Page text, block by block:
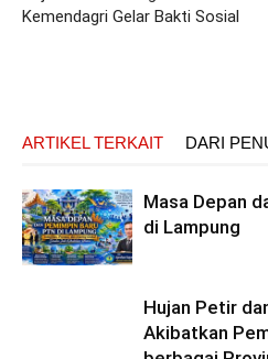
Kemendagri Gelar Bakti Sosial
ARTIKEL TERKAIT DARI
Masa Depan
di Lampung
Hujan Petir
Akibatkan